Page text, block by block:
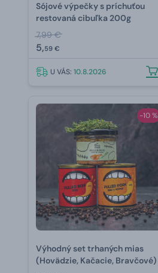
Sójové výpečky s príchuťou
restovaná cibuľka 200g
7,99 €
5,59 €
U VÁS: 10.8.2026
-10 %
Výhodný set trhaných mias
(Hovädzie, Kačacie, Bravčové)